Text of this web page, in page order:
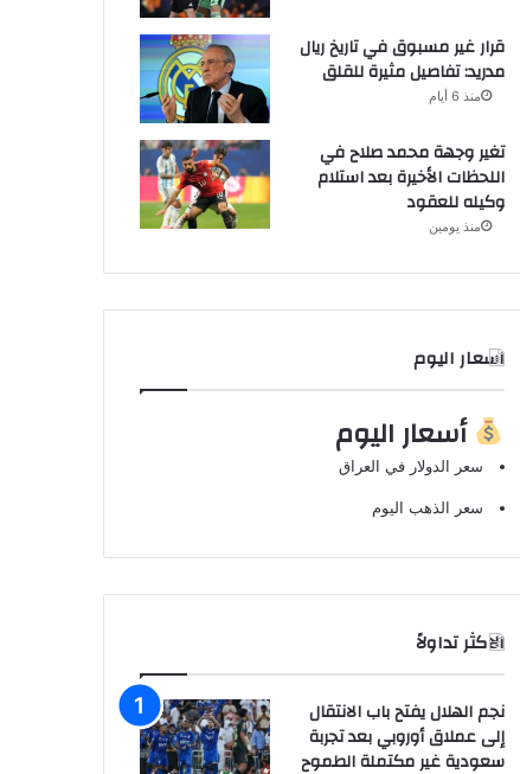
قرار غير مسبوق في تاريخ ريال
مدريد: تفاصيل مثيرة للقلق
منذ 6 أيام
تغير وجهة محمد صلاح في
اللحظات الأخيرة بعد استلام
وكيله للعقود
منذ يومين
اسعار اليوم
أسعار اليوم
سعر الدولار في العراق
سعر الذهب اليوم
الاكثر تداولاً
نجم الهلال يفتح باب الانتقال
إلى عملاق أوروبي بعد تجربة
سعودية غير مكتملة الطموح